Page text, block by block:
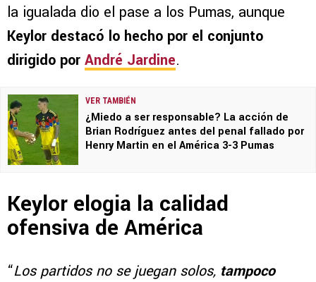
la igualada dio el pase a los Pumas, aunque
Keylor destacó lo hecho por el conjunto
dirigido por André Jardine.
VER TAMBIÉN
¿Miedo a ser responsable? La acción de
Brian Rodríguez antes del penal fallado por
Henry Martin en el América 3-3 Pumas
Keylor elogia la calidad
ofensiva de América
“Los partidos no se juegan solos, tampoco